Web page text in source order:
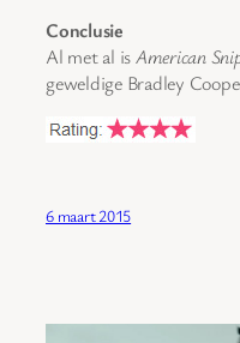
Conclusie
Al met al isAmerican
geweldige Bradley
6 maart 2015